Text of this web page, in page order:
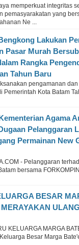
memperkuat integritas
pemasyarakatan yang
Ne ...
Lakukan
Pasar Murah
Rangka
Tahun Baru
pengamanan
Pemerintah Kota Batam
Agama
Pelanggaran
Permainan New
- Pelanggaran
bersama
BESAR
KELUARGA MARGA
Besar Marga